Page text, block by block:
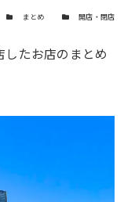
カテゴリー
まとめ カテゴリー開店・閉店
たお店のまとめ